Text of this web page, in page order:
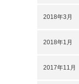
2018年3月
2018年1月
2017年11月